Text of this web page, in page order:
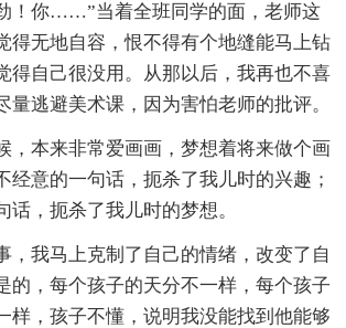
！你……”当着全班同学的面，老师这
得无地自容，恨不得有个地缝能马上钻
得自己很没用。从那以后，我再也不喜
量逃避美术课，因为害怕老师的批评。
，本来非常爱画画，梦想着将来做个画
经意的一句话，扼杀了我儿时的兴趣；
话，扼杀了我儿时的梦想。
，我马上克制了自己的情绪，改变了自
的，每个孩子的天分不一样，每个孩子
样，孩子不懂，说明我没能找到他能够